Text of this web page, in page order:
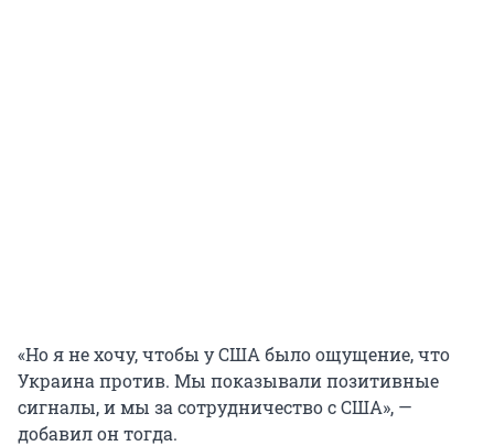
«Но я не хочу, чтобы у США было ощущение, что
Украина против. Мы показывали позитивные
сигналы, и мы за сотрудничество с США», —
добавил он тогда.